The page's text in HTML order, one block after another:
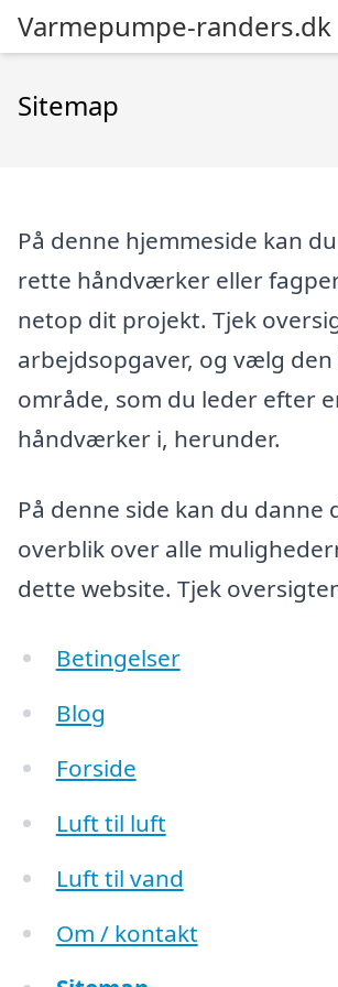
Varmepumpe-randers.dk
Sitemap
På denne hjemmeside kan
rette håndværker eller
netop dit projekt. Tjek
arbejdsopgaver, og vælg
område, som du leder efter
håndværker i, herunder.
På denne side kan du danne
overblik over alle
dette website. Tjek
Betingelser
Blog
Forside
Luft til luft
Luft til vand
Om / kontakt